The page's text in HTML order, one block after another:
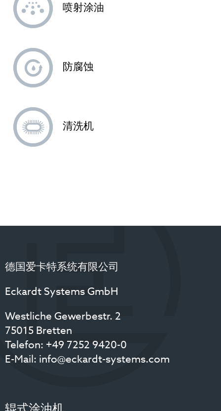
喷射涂油
防腐蚀
清洗机
德国爱卡特系统有限公司
Eckardt Systems GmbH
Westliche Gewerbestr. 2
75015 Bretten
Telefon: +49 7252 9420-0
E-Mail: info@eckardt-systems.com